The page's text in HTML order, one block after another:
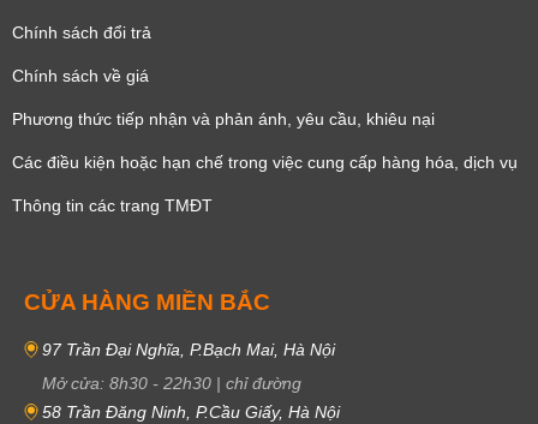
Chính sách đổi trả
Chính sách về giá
Phương thức tiếp nhận và phản ánh, yêu cầu, khiêu nại
Các điều kiện hoặc hạn chế trong việc cung cấp hàng hóa, dịch vụ
Thông tin các trang TMĐT
CỬA HÀNG MIỀN BẮC
97 Trần Đại Nghĩa, P.Bạch Mai, Hà Nội
Mở cửa: 8h30 - 22h30 | chỉ đường
58 Trần Đăng Ninh, P.Cầu Giấy, Hà Nội